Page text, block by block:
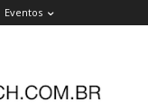
Eventos